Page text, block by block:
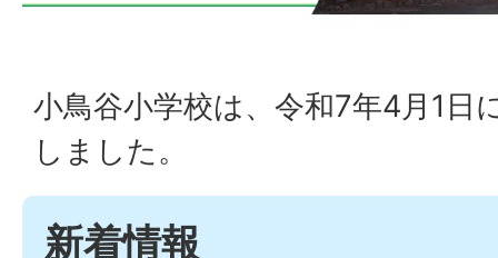
小鳥谷小学校は、令和7年4月1日
しました。
新着情報